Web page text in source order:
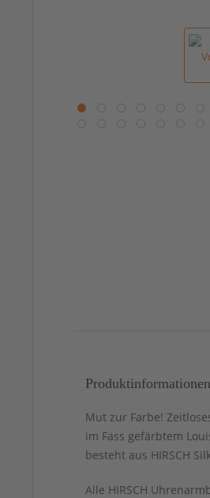
Mut zur Farbe!
im Fass gefärbtem
besteht aus HIRSCH
Alle HIRSCH